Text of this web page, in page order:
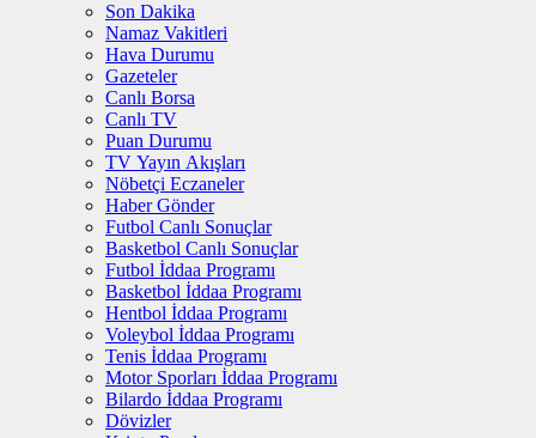
Son Dakika
Namaz Vakitleri
Hava Durumu
Gazeteler
Canlı Borsa
Canlı TV
Puan Durumu
TV Yayın Akışları
Nöbetçi Eczaneler
Haber Gönder
Futbol Canlı Sonuçlar
Basketbol Canlı Sonuçlar
Futbol İddaa Programı
Basketbol İddaa Programı
Hentbol İddaa Programı
Voleybol İddaa Programı
Tenis İddaa Programı
Motor Sporları İddaa Programı
Bilardo İddaa Programı
Dövizler